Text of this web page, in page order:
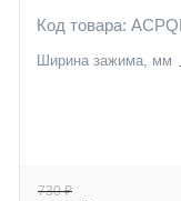
Код товара:
Ширина зажима, мм
730 ₽